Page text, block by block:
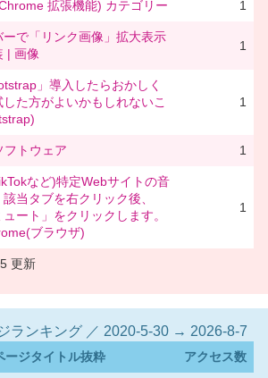
拡張機能) カテゴリー 1
ーで「リンク画像」拡大表示
| 画像
1
」導入したらおかしく
た方がよいかもしれないこ
1
フトウェア 1
など)特定Webサイトの音
当タブを右クリック後、
ュート」をクリックします。
ブラウザ)
1
更新
ランキング ／ 2020-5-30 → 2026-8-7
ージタイトル抜粋 アクセス数